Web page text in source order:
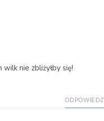
nie zbliżyłby się!
ODPOWIEDZ